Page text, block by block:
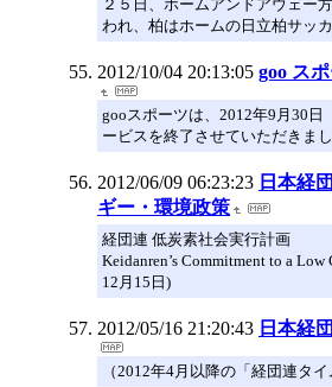
２５日、ホームアンドアウェー
われ、柏はホームの日立柏サッ
2012/10/04 20:13:05 goo ス
gooスポーツは、2012年9月30日
ービスを終了させていただきまし
2012/06/09 06:23:23 日本経
ギー・環境政策
経団連 低炭素社会実行計画
Keidanren’s Commitment to a
12月15日)
2012/05/16 21:20:43 日本経
（2012年4月以降の「経団連タイ